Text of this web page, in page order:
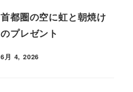
首都圏の空に虹と朝焼け
のプレゼント
6月 4, 2026